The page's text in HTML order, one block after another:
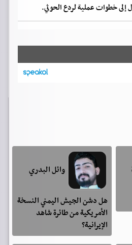
إلى خطوات عملية لردع الحوثي.
وائل البدري
هل دشن الجيش اليمني النسخة
الأمريكية من طائرة شاهد
الإيرانية؟